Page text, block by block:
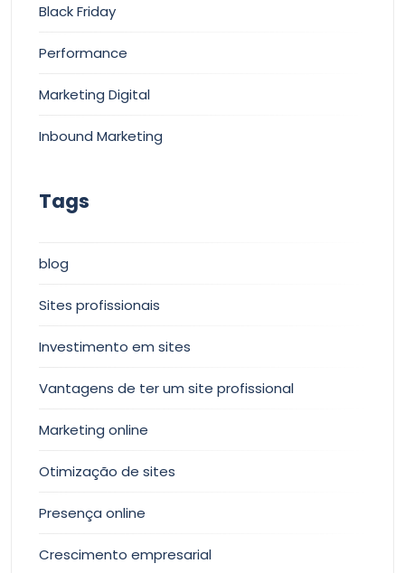
Black Friday
Performance
Marketing Digital
Inbound Marketing
Tags
blog
Sites profissionais
Investimento em sites
Vantagens de ter um site profissional
Marketing online
Otimização de sites
Presença online
Crescimento empresarial